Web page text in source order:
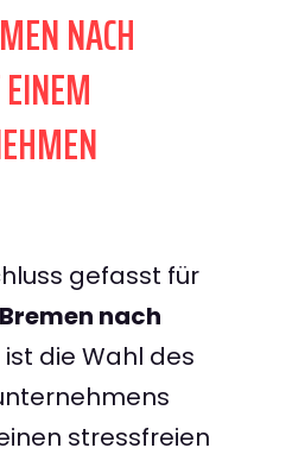
NACH
gefasst für
nach
ist die Wahl des
stressfreien